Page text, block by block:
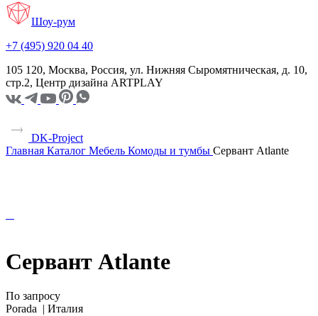
Шоу-рум
+7 (495) 920 04 40
105 120, Москва, Россия, ул. Нижняя Сыромятническая, д. 10,
стр.2, Центр дизайна ARTPLAY
DK-Project
Главная Каталог Мебель Комоды и тумбы Сервант Atlante
Сервант Atlante
По запросу
Porada | Италия